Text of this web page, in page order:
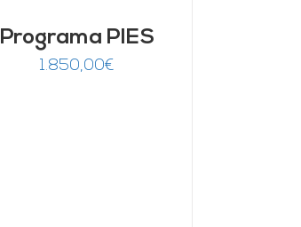
Programa PIES
1.850,00€